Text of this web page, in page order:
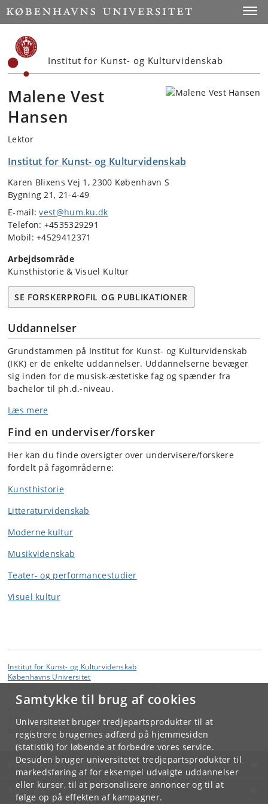
Samtykke til brug af cookies
Universitetet bruger tredjepartsprodukter til at
registrere brugernes adfærd på hjemmesiden
(statistik) for løbende at forbedre vores service.
Desuden bruger universitetet tredjepartsprodukter til
markedsføring af for eksempel udvalgte uddannelser
eller kurser, til at personalisere annoncer og til at
følge op på effekten af kampagner.
Start
Institut for Kunst- og Kulturvidenskab
Malene Vest
Hansen
Lektor
Institut for Kunst- og Kulturvidenskab
Karen Blixens Vej 1, 2300 København S
Bygning 21, 21-4-49
E-mail:vest@hum.ku.dk
Telefon: +4535329291
Mobil: +4529412371
Arbejdsområde
Kunsthistorie & Visuel Kultur
SE FORSKERPROFIL OG PUBLIKATIONER
Uddannelser
Grundstammen på Institut for Kunst- og Kulturvidenskab
(IKK) er de enkelte uddannelser. Uddannelserne bevæger
sig inden for de musisk-æstetiske fag og spænder fra
bachelor til ph.d.-niveau.
Læs mere
Find en underviser/forsker
Her kan du finde oversigter over undervisere/forskere
fordelt på fagområderne:
Kunsthistorie
Litteraturvidenskab
Moderne kultur
Musikvidenskab
Teater- og performancestudier
Visuel kultur
Institut for Kunst- og Kulturvidenskab
Københavns Universitet
IKK
hum.
KØBENHAVNS UNIVERSITET
KONTAKT